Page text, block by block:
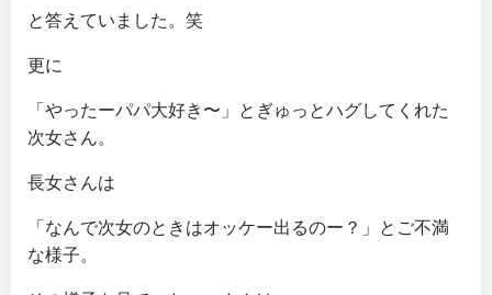
と答えていました。笑
更に
「やったーパパ大好き〜」とぎゅっとハグしてくれた
次女さん。
長女さんは
「なんで次女のときはオッケー出るのー？」とご不満
な様子。